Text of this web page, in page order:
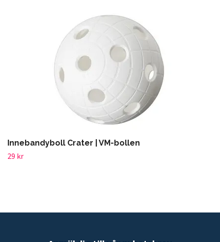
Innebandyboll Crater | VM-bollen
29 kr